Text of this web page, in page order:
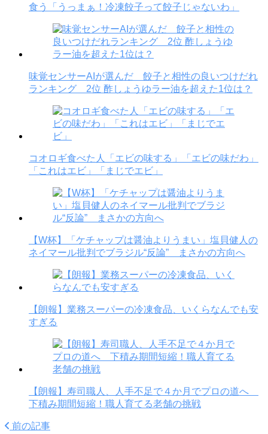
食う「うっまぁ！冷凍餃子って餃子じゃないわ」
味覚センサーAIが選んだ 餃子と相性の良いつけだれ
ランキング 2位 酢しょうゆラー油を超えた1位は？
コオロギ食べた人「エビの味する」「エビの味だわ」
「これはエビ」「まじでエビ」
【W杯】「ケチャップは醤油よりうまい」塩貝健人の
ネイマール批判でブラジル“反論” まさかの方向へ
【朗報】業務スーパーの冷凍食品、いくらなんでも安
すぎる
【朗報】寿司職人、人手不足で４か月でプロの道へ
下積み期間短縮！職人育てる老舗の挑戦
前の記事